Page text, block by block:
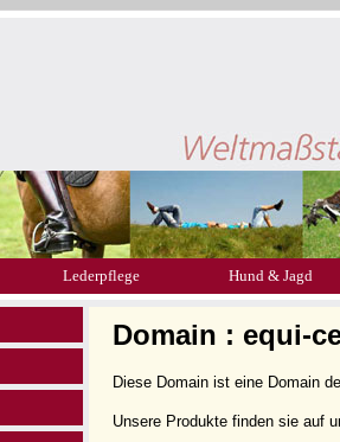
Lederpflege Hund & Jagd
Domain : equi-
Diese Domain ist eine Domain
Unsere Produkte finden sie auf